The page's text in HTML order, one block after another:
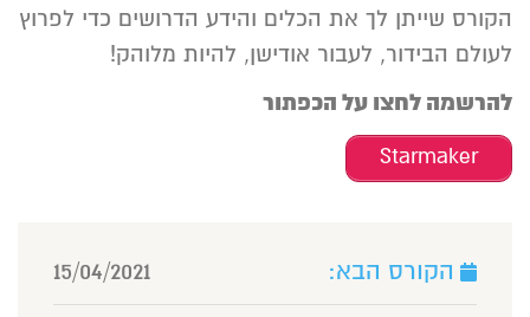
הקורס שייתן לך את הכלים והידע הדרושים כדי לפרוץ
לעולם הבידור, לעבור אודישן, להיות מלוהק!
להרשמה לחצו על הכפתור
Starmaker
הקורס הבא: 15/04/2021